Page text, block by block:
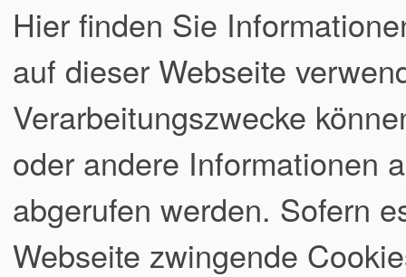
Hier finden Sie
auf dieser Webseite
Verarbeitungszwecke
oder andere Informationen
abgerufen werden. Sofern
Webseite zwingende